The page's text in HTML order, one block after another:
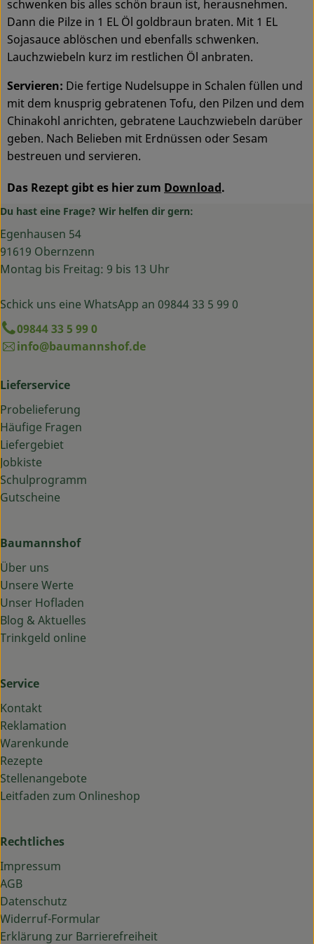
schwenken bis alles schön braun ist, herausnehmen.
Dann die Pilze in 1 EL Öl goldbraun braten. Mit 1 EL
Sojasauce ablöschen und ebenfalls schwenken.
Lauchzwiebeln kurz im restlichen Öl anbraten.
Servieren: Die fertige Nudelsuppe in Schalen füllen und
mit dem knusprig gebratenen Tofu, den Pilzen und dem
Chinakohl anrichten, gebratene Lauchzwiebeln darüber
geben. Nach Belieben mit Erdnüssen oder Sesam
bestreuen und servieren.
Das Rezept gibt es hier zum Download.
Du hast eine Frage? Wir helfen dir gern:
Egenhausen 54
91619 Obernzenn
Montag bis Freitag: 9 bis 13 Uhr
Schick uns eine WhatsApp an 09844 33 5 99 0
09844 33 5 99 0
info@baumannshof.de
Lieferservice
Probelieferung
Häufige Fragen
Liefergebiet
Jobkiste
Schulprogramm
Gutscheine
Baumannshof
Über uns
Unsere Werte
Unser Hofladen
Blog & Aktuelles
Trinkgeld online
Service
Kontakt
Reklamation
Warenkunde
Rezepte
Stellenangebote
Leitfaden zum Onlineshop
Rechtliches
Impressum
AGB
Datenschutz
Widerruf-Formular
Erklärung zur Barrierefreiheit